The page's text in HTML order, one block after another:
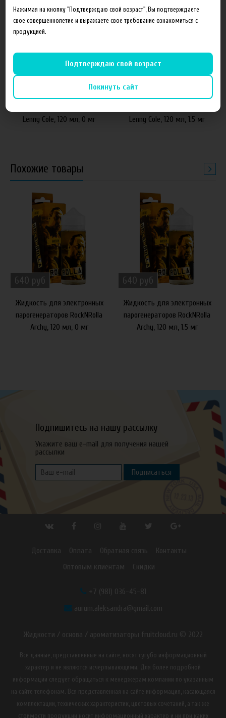
640 руб
Жидкость для электронных
Lenny Cole, 120 мл, 0 мг
Жидкость для электронных
Lenny Cole, 120 мл, 1.5 мг
Похожие товары
640 руб
Жидкость для электронных
парогенераторов RockNRolla
Archy, 120 мл, 0 мг
640 руб
Жидкость для электронных
парогенераторов RockNRolla
Archy, 120 мл, 1.5 мг
Подпишитесь на нашу рассылку
Укажите ваш e-mail для получения нашей
рассылки
Подписаться
Доставка Оплата Обратная связь
Контакты
Оптовым клиентам
Скидки
+7 (981) 036-45-81
aurum.aleksandra@gmail.com
Жидкости / основа / ароматизаторы fruitcloud.ru © 2022
Все данные, представленные на сайте, носят сугубо информационный
характер и не являются исчерпывающими. Для более подробной
информации следует обращаться к менеджерам компании по указанным
на сайте телефонам. Вся представленная на сайте информация, касающаяся
комплектации, технических характеристик, цветовых сочетаний, а так же
стоимости продукции носит информационный характер и ни при каких
Нажимая на кнопку "Подтверждаю свой возраст", Вы подтверждаете
свое совершеннолетие и выражаете свое требование ознакомиться с
продукцией.
Подтверждаю свой возраст
Покинуть сайт